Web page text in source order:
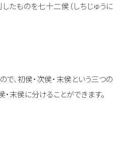
たものを七十二侯（しちじゅうに
、初侯・次侯・末侯という三つの
末侯に分けることができます。